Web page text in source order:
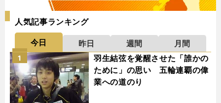
人気記事ランキング
今日 昨日 週間
月間
羽生結弦を覚醒させた「誰かの
ために」の思い 五輪連覇の偉
業への道のり
1